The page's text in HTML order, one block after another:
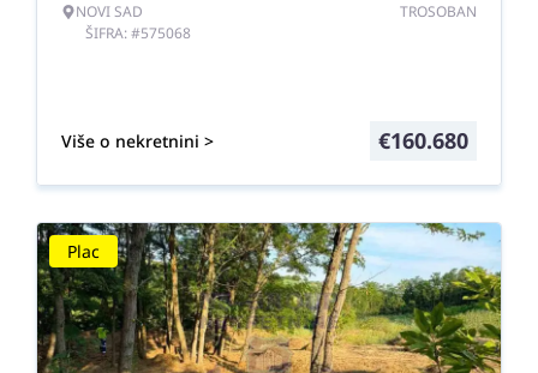
NOVI SAD
ŠIFRA: #575068
TROSOBAN
Više o nekretnini > €160.680
Plac